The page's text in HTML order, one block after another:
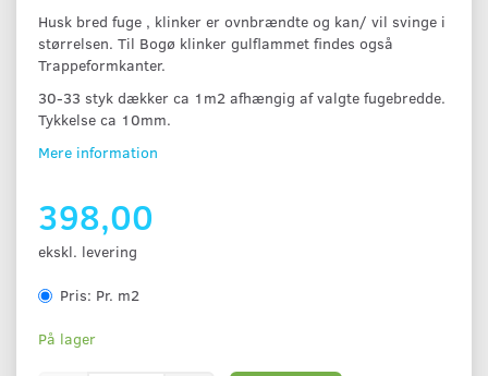
Husk bred fuge , klinker er ovnbrændte og kan/ vil svinge i
størrelsen. Til Bogø klinker gulflammet findes også
Trappeformkanter.
30-33 styk dækker ca 1m2 afhængig af valgte fugebredde.
Tykkelse ca 10mm.
Mere information
398,00
ekskl. levering
Pris: Pr. m2
På lager